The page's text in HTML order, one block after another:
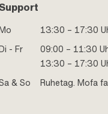
13:30 – 17:30
- Fr
09:00 – 11:30
13:30 – 17:30
& So
Ruhetag. Mofa